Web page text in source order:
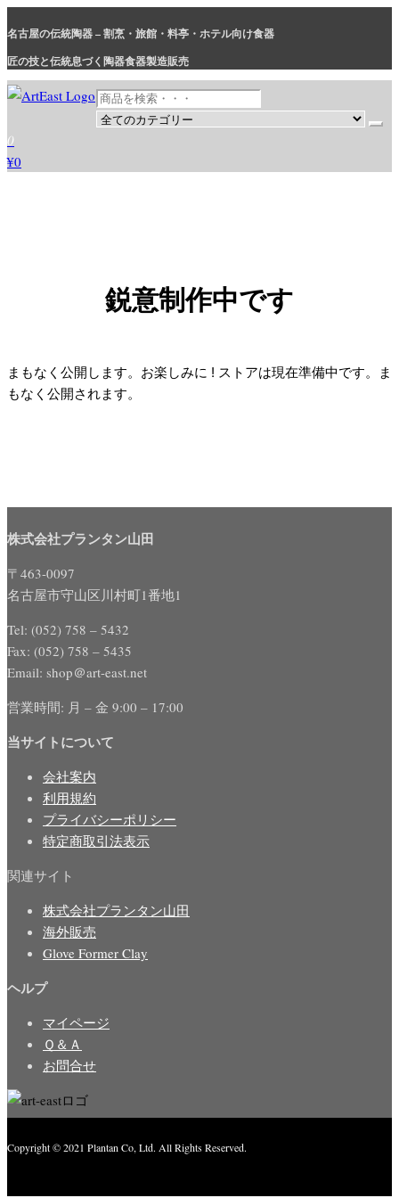
ン
テ
ン
ツ
ス
キ
名古屋の伝統陶器 – 割烹・旅館・料亭・ホテル向け食器
匠の技と伝統息づく陶器食器製造販売
和食器・洋食器通販｜割烹・旅館・料亭・ホテル等業務用卸販売
業務用から個人用まで、おしゃれでかわいい和食器・洋食器はま
とめ買いがお得です。
0
¥0
鋭意制作中です
まもなく公開します。お楽しみに ! ストアは現在準備中です。ま
もなく公開されます。
株式会社プランタン山田
〒463-0097
名古屋市守山区川村町1番地1
Tel: (052) 758 – 5432
Fax: (052) 758 – 5435
Email: shop＠art-east.net
営業時間: 月 – 金 9:00 – 17:00
当サイトについて
会社案内
利用規約
プライバシーポリシー
特定商取引法表示
関連サイト
株式会社プランタン山田
海外販売
Glove Former Clay
ヘルプ
マイページ
Ｑ＆Ａ
お問合せ
Copyright © 2021 Plantan Co, Ltd. All Rights Reserved.